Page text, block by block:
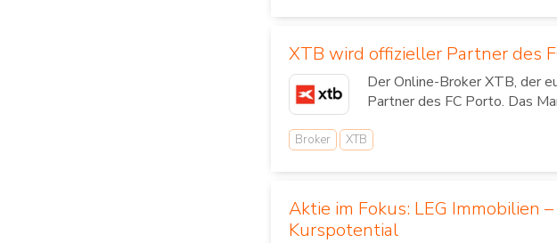
XTB wird offizieller Partner des
Der Online-Broker XTB, der
Partner des FC Porto. Das
Broker XTB
Aktie im Fokus: LEG Immobilien
Kurspotential